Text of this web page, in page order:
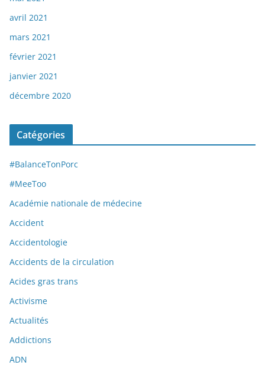
avril 2021
mars 2021
février 2021
janvier 2021
décembre 2020
Catégories
#BalanceTonPorc
#MeeToo
Académie nationale de médecine
Accident
Accidentologie
Accidents de la circulation
Acides gras trans
Activisme
Actualités
Addictions
ADN